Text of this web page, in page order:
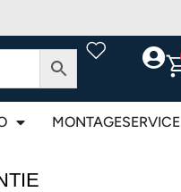
MONTAGESERVICE